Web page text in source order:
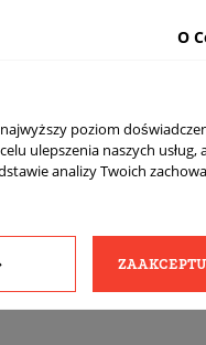
O
poziom
ulepszenia naszych usług,
analizy Twoich